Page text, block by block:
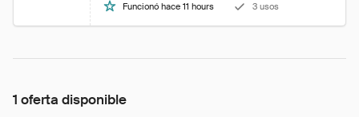
Funcionó hace 11 hours
3 usos
1 oferta disponible